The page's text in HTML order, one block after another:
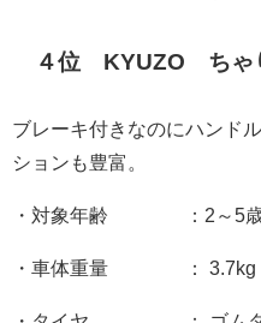
４位 KYUZO ちゃ
ブレーキ付きなのにハンド
ションも豊富。
・対象年齢 ：2～5
・車体重量 ： 3.7kg